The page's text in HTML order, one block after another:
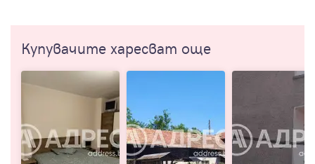
Купувачите харесват още